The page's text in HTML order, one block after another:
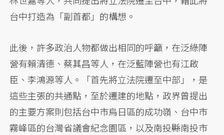
台中打造為「副首都」的構想。
此後，許多政治人物都做出相同的呼籲，在泛綠陣
營有賴清德、蔡其昌等人，在泛藍陣營也有江啟
臣、李鴻源等人。「首先將立法院遷至中部」，是
這些主張的共通點，至於遷建的地點，政界曾提出
的主要方案則包括台中市烏日區的成功嶺、台中市
霧峰區的台灣省議會紀念園區，以及南投縣南投市